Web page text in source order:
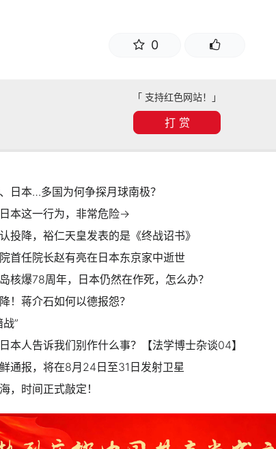
0
「 支持红色网站！」
打 赏
日本…多国为何争探月球南极？
本这一行为，非常危险→
投降，裕仁天皇发表的是《终战诏书》
首任院长赵有亮在日本东京家中逝世
核爆78周年，日本仍然在作死，怎么办？
！蒋介石如何以德报怨？
”
本人告诉我们别作什么事？【法学博士杂谈04】
通报，将在8月24日至31日发射卫星
，时间正式敲定！